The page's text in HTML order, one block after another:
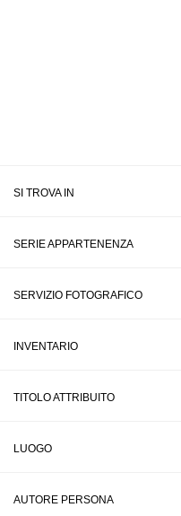
SI TROVA IN
SERIE APPARTENENZA
SERVIZIO FOTOGRAFICO
INVENTARIO
TITOLO ATTRIBUITO
LUOGO
AUTORE PERSONA